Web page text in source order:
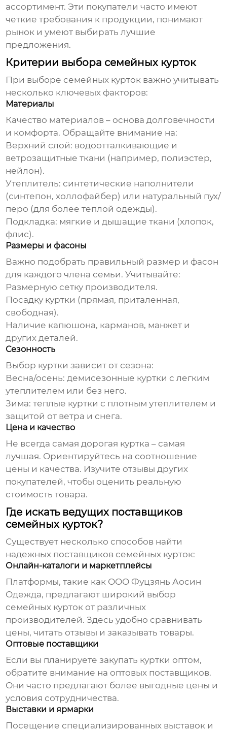
ассортимент. Эти покупатели часто имеют
четкие требования к продукции, понимают
рынок и умеют выбирать лучшие
предложения.
Критерии выбора семейных курток
При выборе семейных курток важно учитывать
несколько ключевых факторов:
Материалы
Качество материалов – основа долговечности
и комфорта. Обращайте внимание на:
Верхний слой: водоотталкивающие и
ветрозащитные ткани (например, полиэстер,
нейлон).
Утеплитель: синтетические наполнители
(синтепон, холлофайбер) или натуральный пух/
перо (для более теплой одежды).
Подкладка: мягкие и дышащие ткани (хлопок,
флис).
Размеры и фасоны
Важно подобрать правильный размер и фасон
для каждого члена семьи. Учитывайте:
Размерную сетку производителя.
Посадку куртки (прямая, приталенная,
свободная).
Наличие капюшона, карманов, манжет и
других деталей.
Сезонность
Выбор куртки зависит от сезона:
Весна/осень: демисезонные куртки с легким
утеплителем или без него.
Зима: теплые куртки с плотным утеплителем и
защитой от ветра и снега.
Цена и качество
Не всегда самая дорогая куртка – самая
лучшая. Ориентируйтесь на соотношение
цены и качества. Изучите отзывы других
покупателей, чтобы оценить реальную
стоимость товара.
Где искать ведущих поставщиков
семейных курток?
Существует несколько способов найти
надежных поставщиков семейных курток:
Онлайн-каталоги и маркетплейсы
Платформы, такие как ООО Фуцзянь Аосин
Одежда, предлагают широкий выбор
семейных курток от различных
производителей. Здесь удобно сравнивать
цены, читать отзывы и заказывать товары.
Оптовые поставщики
Если вы планируете закупать куртки оптом,
обратите внимание на оптовых поставщиков.
Они часто предлагают более выгодные цены и
условия сотрудничества.
Выставки и ярмарки
Посещение специализированных выставок и